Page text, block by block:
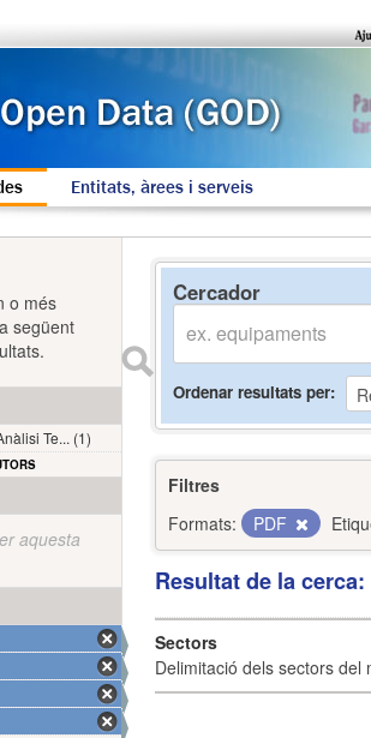
Entitats, àrees i serveis
Cercador
Ordenar resultats per
Filtres
Formats:
PDF
Resultat de la
Sectors
Delimitació dels sectors del
o més
següent
Te... (1)
aquesta